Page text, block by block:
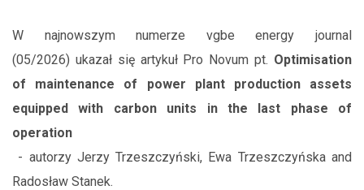
W najnowszym numerze vgbe energy journal
(05/2026) ukazał się artykuł Pro Novum pt. Optimisation
of maintenance of power plant production assets
equipped with carbon units in the last phase of
operation
- autorzy Jerzy Trzeszczyński, Ewa Trzeszczyńska and
Radosław Stanek.